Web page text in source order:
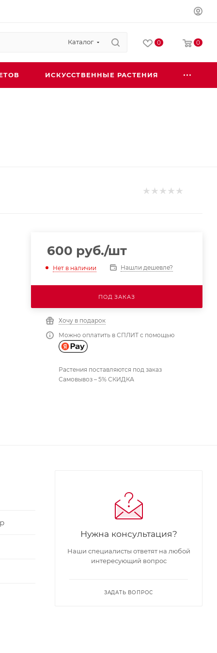
Каталог 0 0
ИСКУССТВЕННЫЕ РАСТЕНИЯ
600 руб./шт
Нет в наличии Нашли дешевле?
ПОД ЗАКАЗ
Хочу в подарок
Можно оплатить в СПЛИТ с помощью
Растения поставляются под заказ
Самовывоз – 5% СКИДКА
Нужна консультация?
Наши специалисты ответят на любой
интересующий вопрос
ЗАДАТЬ ВОПРОС